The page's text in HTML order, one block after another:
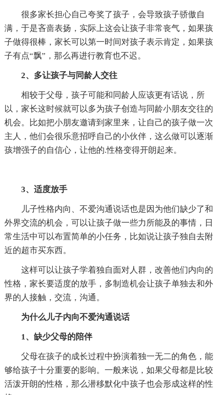
很多家长担心自己夸奖了孩子，会导致孩子骄傲自
满，于是吝啬表扬，实际上这会让孩子非常丧气，如果孩
子做得很棒，家长可以第一时间对孩子表示肯定，如果孩
子有点“飘”，那么再进行教育也不迟。
2、多让孩子与同龄人交往
相较于父母，孩子可能和同龄人应该更有话说，所
以，家长这时候就可以多为孩子创造与同龄小朋友交往的
机会。比如把小朋友邀请到家里来，让自己的孩子做一次
主人，他们会很乐意招呼自己的小伙伴，这么做可以逐渐
孩增强子的自信心，让他的.性格变得开朗起来。
3、适度放手
儿子性格内向、不爱沟通说话也是因为他们缺少了和
外界交流的机会，可以让孩子做一些力所能及的事情，日
常生活中可以布置简单的小任务，比如说让孩子独自去附
近的超市买东西。
这样可以让孩子学着独自面对人群，改善他们内向的
性格，家长要适度的放手，多制造机会让孩子单独去和外
界的人接触，交流，沟通。
为什么儿子内向不爱沟通说话
1、缺少父母的陪伴
父母在孩子的成长过程中扮演着独一无二的角色，能
够给孩子十分重要的影响。一般来说，如果父母都是比较
活泼开朗的性格，那么潜移默化中孩子也会形成这样的性